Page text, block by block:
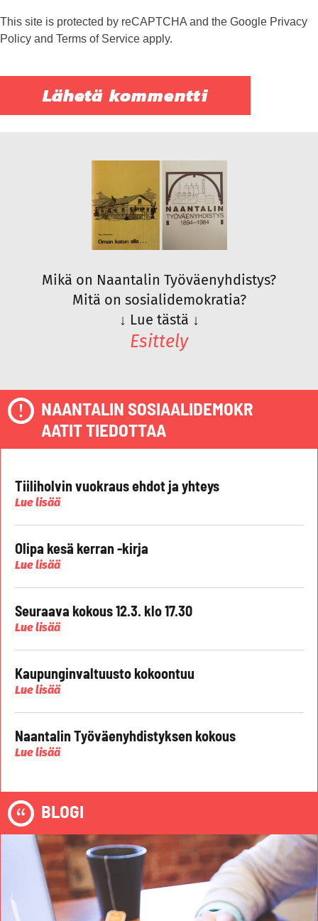
This site is protected by reCAPTCHA and the Google Privacy
Policy and Terms of Service apply.
Mikä on Naantalin Työväenyhdistys?
Mitä on sosialidemokratia?
↓ Lue tästä ↓
Esittely
NAANTALIN SOSIAALIDEMOKR
AATIT TIEDOTTAA
Tiiliholvin vuokraus ehdot ja yhteys
Lue lisää
Olipa kesä kerran -kirja
Lue lisää
Seuraava kokous 12.3. klo 17.30
Lue lisää
Kaupunginvaltuusto kokoontuu
Lue lisää
Naantalin Työväenyhdistyksen kokous
Lue lisää
BLOGI